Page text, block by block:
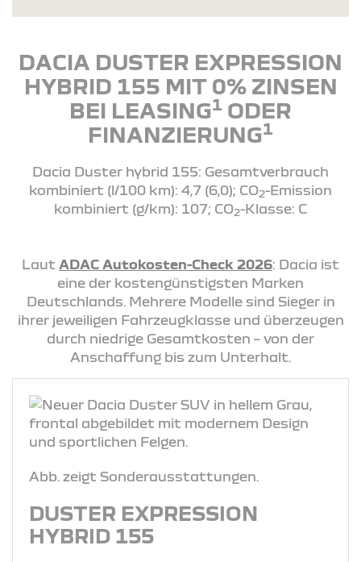
DACIA DUSTER EXPRESSION
HYBRID 155 MIT 0% ZINSEN
BEI LEASING1 ODER
FINANZIERUNG1
Dacia Duster hybrid 155: Gesamtverbrauch
kombiniert (l/100 km): 4,7 (6,0); CO2-Emission
kombiniert (g/km): 107; CO2-Klasse: C
Laut ADAC Autokosten-Check 2026: Dacia ist
eine der kostengünstigsten Marken
Deutschlands. Mehrere Modelle sind Sieger in
ihrer jeweiligen Fahrzeugklasse und überzeugen
durch niedrige Gesamtkosten – von der
Anschaffung bis zum Unterhalt.
Abb. zeigt Sonderausstattungen.
DUSTER EXPRESSION
HYBRID 155